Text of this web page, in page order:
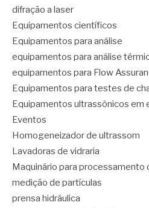
difração a laser
Equipamentos científicos
Equipamentos para análise
equipamentos para análise
equipamentos para Flow
Equipamentos para testes de
Equipamentos ultrassônicos em
Eventos
Homogeneizador de ultrassom
Lavadoras de vidraria
Maquinário para processamento
medição de partículas
prensa hidráulica